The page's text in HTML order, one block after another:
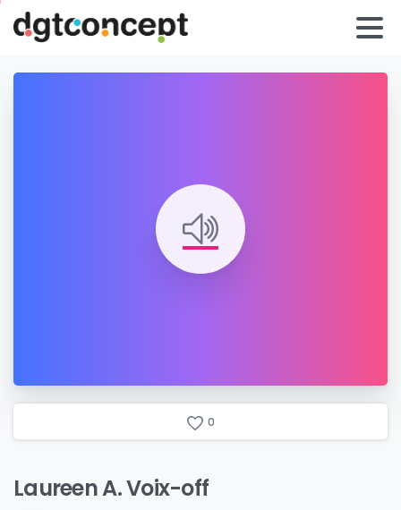
0
Laureen A. Voix-off